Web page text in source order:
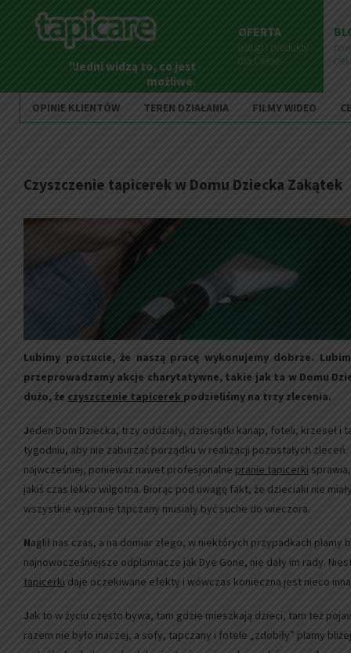
"Jedni widzą to, co jest
możliwe.
Inni to zmieniają."
OFERTA
usługi i produkty
dla Ciebie
OPINIE KLIENTÓW TEREN DZIAŁANIA FILMY WIDEO
Czyszczenie tapicerek w Domu Dziecka Zakątek
Lubimy poczucie, że naszą pracę wykonujemy dobrze.
przeprowadzamy akcje charytatywne, takie jak ta w Domu
dużo, że czyszczenie tapicerek podzieliśmy na trzy zlecenia.
Jeden Dom Dziecka, trzy oddziały, dziesiątki kanap, foteli, krzeseł i
tygodniu, aby nie zaburzać porządku w realizacji pozostałych
najwcześniej, ponieważ nawet profesjonalne pranie tapicerki
jakiś czas lekko wilgotna. Biorąc pod uwagę fakt, że dzieciaki nie
wszystkie wyprane tapczany musiały być suche do wieczora.
Naglił nas czas, a na domiar złego, w niektórych przypadkach plamy
najnowocześniejsze odplamiacze jak Dye Gone, nie dały im rady.
tapicerki daje oczekiwane efekty i wówczas konieczna jest nieco
Jak to w życiu często bywa, tam gdzie mieszkają dzieci, tam też
razem nie było inaczej, a sofy, tapczany i fotele „zdobiły” plamy